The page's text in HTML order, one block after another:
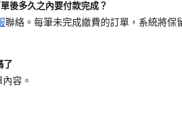
後多久之內要付款完成？
聯絡。每筆未完成繳費的訂單，系統將保
了
容。